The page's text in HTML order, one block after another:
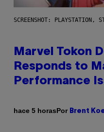
SCREENSHOT: PLAYSTATION,
Marvel Tokon
Responds to
Performance
hace 5 horasPor Brent